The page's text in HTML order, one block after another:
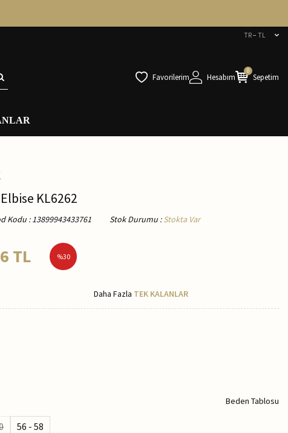
TR − TL
Favorilerim Hesabım
0
Sepetim
KL6262
Kodu : 13899943433761 Stok Durumu : Stokta Var
TL %30
Daha Fazla TEK KALANLAR
Beden Tablosu
56 - 58